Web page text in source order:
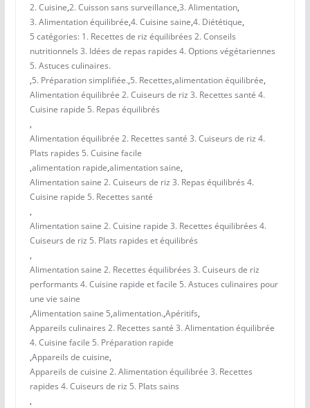
2. Cuisine,2. Cuisson sans surveillance,3. Alimentation,
3. Alimentation équilibrée,4. Cuisine saine,4. Diététique,
5 catégories: 1. Recettes de riz équilibrées 2. Conseils
nutritionnels 3. Idées de repas rapides 4. Options végétariennes
5. Astuces culinaires.
,5. Préparation simplifiée.,5. Recettes,alimentation équilibrée,
Alimentation équilibrée 2. Cuiseurs de riz 3. Recettes santé 4.
Cuisine rapide 5. Repas équilibrés
,
Alimentation équilibrée 2. Recettes santé 3. Cuiseurs de riz 4.
Plats rapides 5. Cuisine facile
,alimentation rapide,alimentation saine,
Alimentation saine 2. Cuiseurs de riz 3. Repas équilibrés 4.
Cuisine rapide 5. Recettes santé
,
Alimentation saine 2. Cuisine rapide 3. Recettes équilibrées 4.
Cuiseurs de riz 5. Plats rapides et équilibrés
,
Alimentation saine 2. Recettes équilibrées 3. Cuiseurs de riz
performants 4. Cuisine rapide et facile 5. Astuces culinaires pour
une vie saine
,Alimentation saine 5,alimentation.,Apéritifs,
Appareils culinaires 2. Recettes santé 3. Alimentation équilibrée
4. Cuisine facile 5. Préparation rapide
,Appareils de cuisine,
Appareils de cuisine 2. Alimentation équilibrée 3. Recettes
rapides 4. Cuiseurs de riz 5. Plats sains
,